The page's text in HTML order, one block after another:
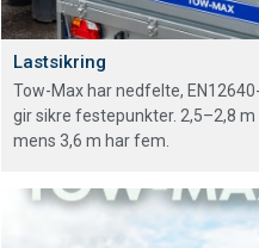
Lastsikring
Tow-Max har nedfelte,
gir sikre festepunkter. 2,5–2,8
mens 3,6 m har fem.